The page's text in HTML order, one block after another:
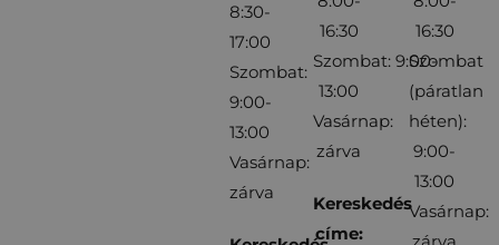
8:30-
17:00
Szombat:
9:00-
13:00
Vasárnap:
zárva
16:30
Szombat: 9:00-
13:00
Vasárnap:
zárva
Kereskedés
címe:
16:30
Szombat
(páratlan
héten):
9:00-
13:00
Vasárnap: